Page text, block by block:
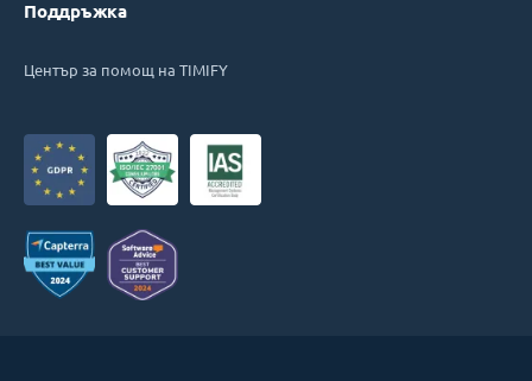
Поддръжка
Център за помощ на TIMIFY